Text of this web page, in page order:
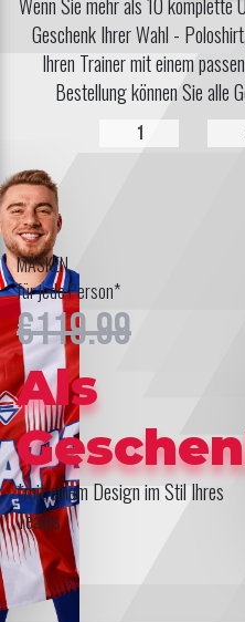
Wenn Sie mehr als 10 komplette
Geschenk Ihrer Wahl -
Ihren Trainer mit einem
Bestellung können Sie alle
MASKEN
für jede Person*
€119.99
Als
*mit einem Design im Stil Ihres
Teams
1